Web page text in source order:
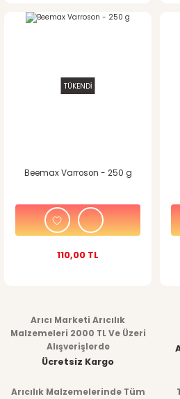
TÜKENDİ
Beemax Varroson - 250 g
110,00 TL
Arıcı Marketi Arıcılık
Malzemeleri 2000 TL Ve Üzeri
Alışverişlerde
Ücretsiz Kargo
Arıcılık Malzemelerinde Tüm